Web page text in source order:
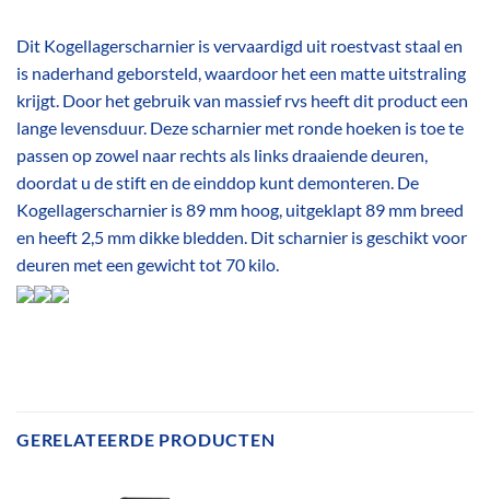
Dit Kogellagerscharnier is vervaardigd uit roestvast staal en
is naderhand geborsteld, waardoor het een matte uitstraling
krijgt. Door het gebruik van massief rvs heeft dit product een
lange levensduur. Deze scharnier met ronde hoeken is toe te
passen op zowel naar rechts als links draaiende deuren,
doordat u de stift en de einddop kunt demonteren. De
Kogellagerscharnier is 89 mm hoog, uitgeklapt 89 mm breed
en heeft 2,5 mm dikke bledden. Dit scharnier is geschikt voor
deuren met een gewicht tot 70 kilo.
GERELATEERDE PRODUCTEN